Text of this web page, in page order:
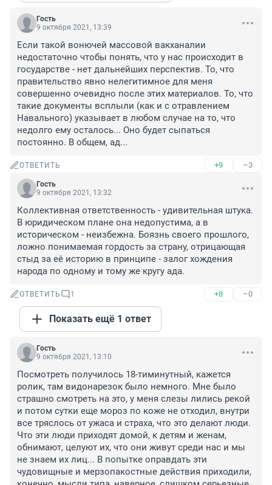
Гость
9 октября 2021, 13:39
Если такой вонючей массовой вакханалии
недостаточно чтобы понять, что у нас происходит в
государстве - нет дальнейших перспектив. То, что
правительство явно нелегитимное для меня
совершенно очевидно после этих материалов. То, что
такие документы всплыли (как и с отравлением
Навального) указывает в любом случае на то, что
недолго ему осталось... Оно будет сыпаться
постоянно. В общем, ад...
ОТВЕТИТЬ +9 –3
Гость
9 октября 2021, 13:32
Коллективная ответственность - удивительная штука.
В юридическом плане она недопустима, а в
историческом - неизбежна. Боязнь своего прошлого,
ложно понимаемая гордость за страну, отрицающая
стыд за её историю в принципе - залог хождения
народа по одному и тому же кругу ада.
ОТВЕТИТЬ 1 +8 –0
Показать ещё 1 ответ
Гость
9 октября 2021, 13:10
Посмотреть получилось 18-тиминутный, кажется
ролик, там видонарезок было немного. Мне было
страшно смотреть на это, у меня слезы лились рекой
и потом сутки еще мороз по коже не отходил, внутри
все тряслось от ужаса и страха, что это делают люди.
Что эти люди приходят домой, к детям и женам,
обнимают, целуют их, что они живут среди нас и мы
не знаем их лиц... В попытке оправдать эти
чудовищные и мерзопакостные действия приходили,